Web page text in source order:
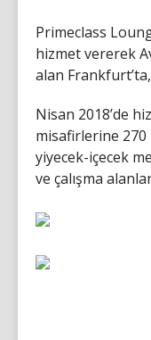
Primeclass
hizmet vererek
alan
Nisan 2018’de
misafirlerine
yiyecek-içecek
ve çalışma